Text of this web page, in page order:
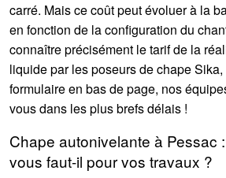
carré. Mais ce coût peut évoluer à la
en fonction de la configuration du
connaître précisément le tarif de la
liquide par les poseurs de chape
formulaire en bas de page, nos
vous dans les plus brefs délais !
Chape autonivelante à Pessac
vous faut-il pour vos travaux ?